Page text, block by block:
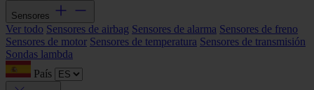
Sensores
Ver todo Sensores de airbag Sensores de alarma Sensores de freno
Sensores de motor Sensores de temperatura Sensores de transmisión
Sondas lambda
País